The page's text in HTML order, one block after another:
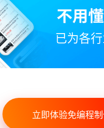
已为各
立即体验免编程